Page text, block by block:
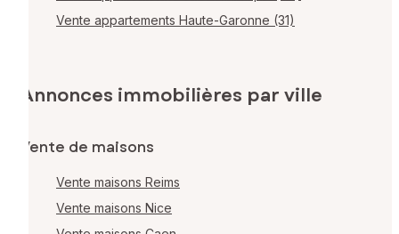
Vente appartements Haute-Garonne (31)
Annonces immobilières par ville
Vente de maisons
Vente maisons Reims
Vente maisons Nice